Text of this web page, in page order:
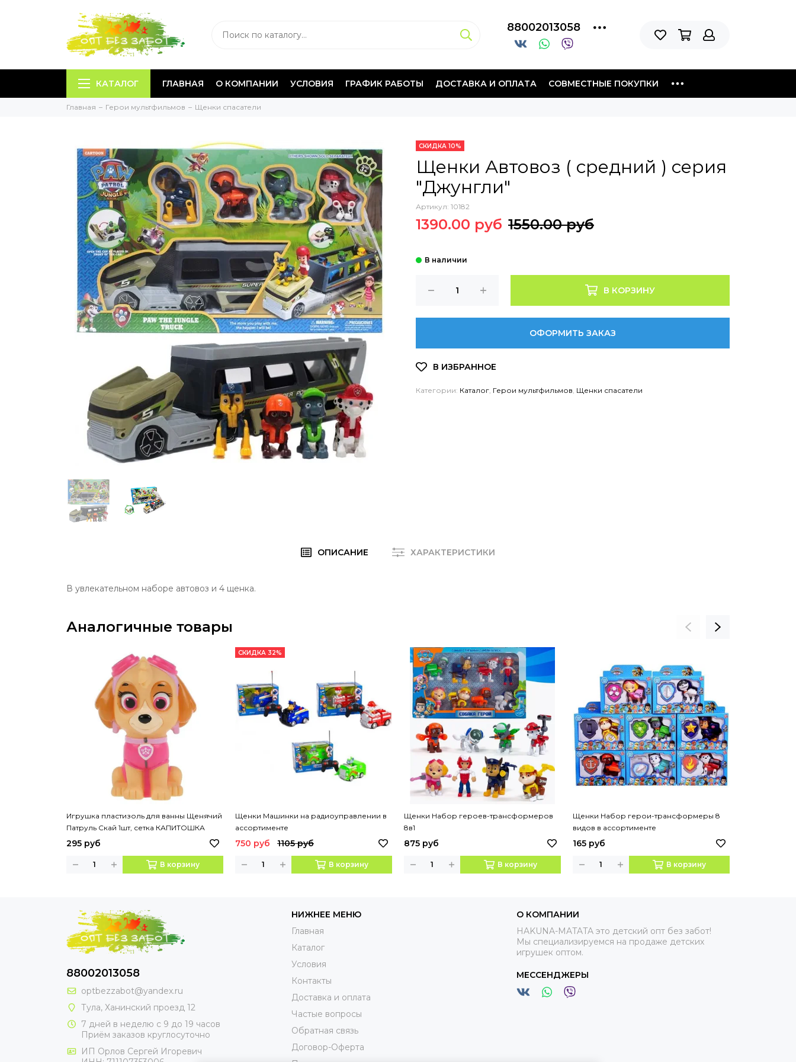
88002013058
КАТАЛОГ ГЛАВНАЯ О КОМПАНИИ УСЛОВИЯ ГРАФИК РАБОТЫ ДОСТАВКА И ОПЛАТА СОВМЕСТНЫЕ ПОКУПКИ
Главная Герои мультфильмов Щенки спасатели
СКИДКА 10%
Щенки Автовоз ( средний ) серия
"Джунгли"
Артикул: 10182
1390.00 руб 1550.00 руб
В КОРЗИНУ
ОФОРМИТЬ ЗАКАЗ
Категории: Каталог Герои мультфильмов Щенки спасатели
ОПИСАНИЕ ХАРАКТЕРИСТИКИ
В увлекательном наборе автовоз и 4 щенка.
Аналогичные товары
Игрушка пластизоль для ванны Щенячий
Патруль Скай 1шт, сетка КАПИТОШКА
295 руб
В корзину
СКИДКА 32%
Щенки Машинки на радиоуправлении в
ассортименте
750 руб 1105 руб
В корзину
Щенки Набор героев-трансформеров
8в1
875 руб
В корзину
Щенки Набор герои-трансформеры 8
видов в ассортименте
165 руб
В корзину
88002013058
optbezzabot@yandex.ru
Тула, Ханинский проезд 12
7 дней в неделю с 9 до 19 часов
Приём заказов круглосуточно
ИП Орлов Сергей Игоревич
НИЖНЕЕ МЕНЮ
Главная
Каталог
Условия
Контакты
Доставка и оплата
Частые вопросы
Обратная связь
Договор-Оферта
О КОМПАНИИ
HAKUNA-MATATA это детский опт без забот!
Мы специализируемся на продаже детских
игрушек оптом.
МЕССЕНДЖЕРЫ